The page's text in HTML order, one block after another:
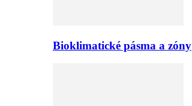
Bioklimatické pásma a zóny